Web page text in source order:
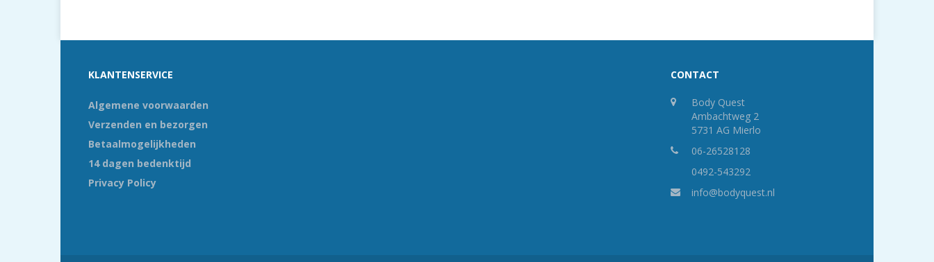
KLANTENSERVICE
Algemene voorwaarden
Verzenden en bezorgen
Betaalmogelijkheden
14 dagen bedenktijd
Privacy Policy
CONTACT
Body Quest
Ambachtweg 2
5731 AG Mierlo
06-26528128
0492-543292
info@bodyquest.nl